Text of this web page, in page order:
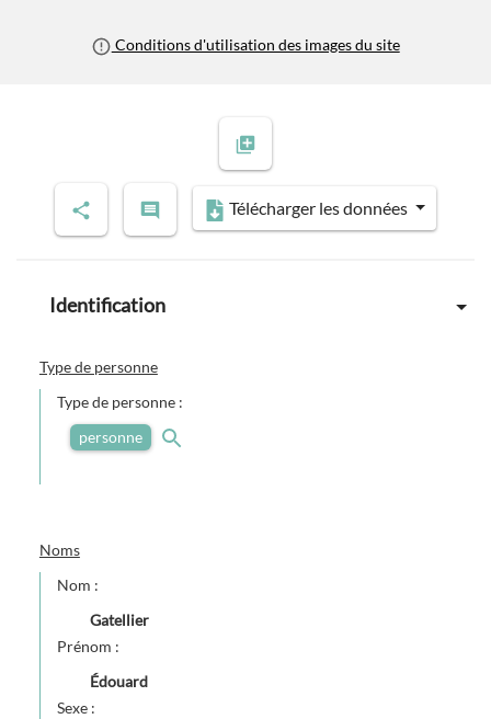
Conditions d'utilisation des images du site
Télécharger les données
Identification
Type de personne
Type de personne :
personne
Noms
Nom :
Gatellier
Prénom :
Édouard
Sexe :